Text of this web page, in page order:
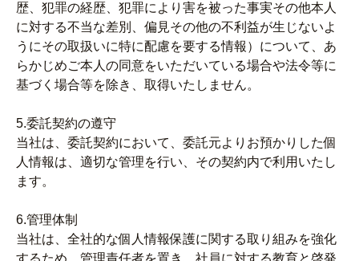
歴、犯罪の経歴、犯罪により害を被った事実その他本人
に対する不当な差別、偏見その他の不利益が生じないよ
うにその取扱いに特に配慮を要する情報）について、あ
らかじめご本人の同意をいただいている場合や法令等に
基づく場合等を除き、取得いたしません。
5.委託契約の遵守
当社は、委託契約において、委託元よりお預かりした個
人情報は、適切な管理を行い、その契約内で利用いたし
ます。
6.管理体制
当社は、全社的な個人情報保護に関する取り組みを強化
するため、管理責任者を置き、社員に対する教育と啓発